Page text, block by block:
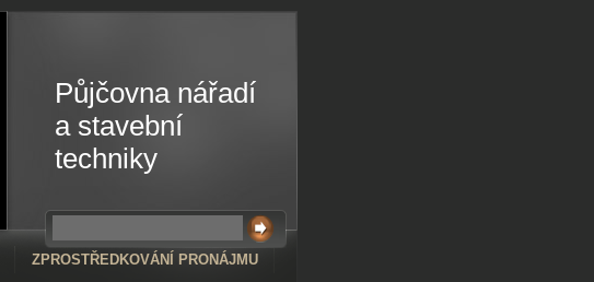
Půjčovna nářadí
a stavební
techniky
ZPROSTŘEDKOVÁNÍ PRONÁJMU